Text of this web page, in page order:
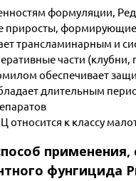
формуляции,
приросты,
трансламинарным и
части
обеспечивает
длительным
к классу
фунгицида